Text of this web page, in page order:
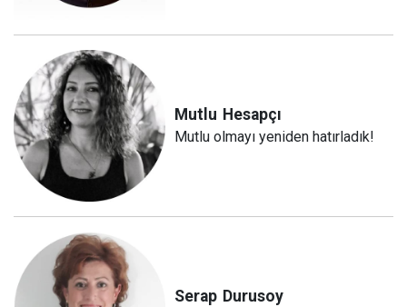
Mutlu Hesapçı
Mutlu olmayı yeniden hatırladık!
Serap Durusoy